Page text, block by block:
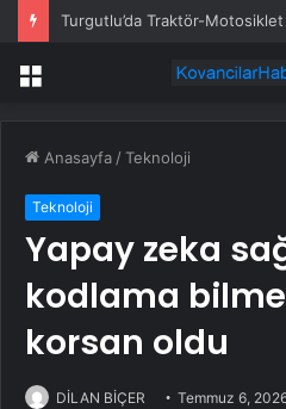
Turgutlu’da Traktör-Motosiklet
Menü
Anasayfa /Teknoloji
Teknoloji
Yapay zeka
kodlama
korsan oldu
DİLAN BİÇER Temmuz 6,